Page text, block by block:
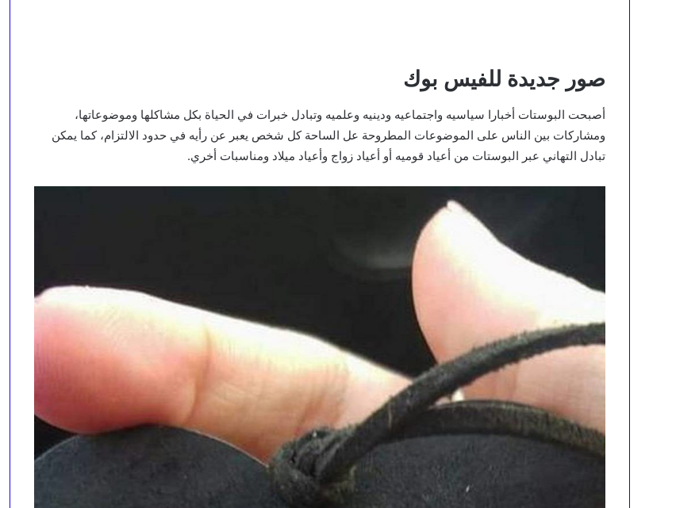
صور جديدة للفيس بوك
أصبحت البوستات أخبارا سياسيه واجتماعيه ودينيه وعلميه وتبادل خبرات في الحياة بكل مشاكلها وموضوعاتها،
ومشاركات بين الناس على الموضوعات المطروحة عل الساحة كل شخص يعبر عن رأيه في حدود الالتزام، كما يمكن
تبادل التهاني عبر البوستات من أعياد قوميه أو أعياد زواج وأعياد ميلاد ومناسبات أخري.